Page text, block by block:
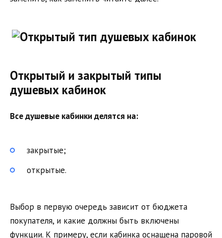
Открытый и закрытый типы
душевых кабинок
Все душевые кабинки делятся на:
закрытые;
открытые.
Выбор в первую очередь зависит от бюджета
покупателя, и какие должны быть включены
функции. К примеру, если кабинка оснащена паровой